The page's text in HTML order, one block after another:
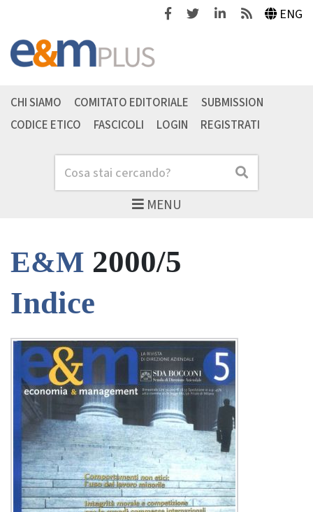
FacebookTwitterLinkedinFeeds ENG
MENU
Cerca Cerca
CHI SIAMO COMITATO EDITORIALE
SUBMISSION
CODICE ETICO
FASCICOLI LOGIN REGISTRATI
E&M 2000/5
Indice